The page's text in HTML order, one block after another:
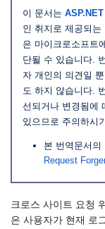
이 문서는
인 취지로 제공되
은 마이크로소프트
단될 수 있습니다.
자 개인의 의견일
도 하지 않습니다.
선되거나 변경됨에
있으므로 주의하시
본 번역문서의
Request
크로스 사이트 요청
은 사용자가 현재 로